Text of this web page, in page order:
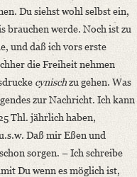
Du siehst wohl selbst ein,
brauchen werde. Noch ist zu
und daß ich vors erste
die Freiheit nehmen
cynischzu gehen. Was
zur Nachricht. Ich kann
Thl. jährlich haben,
Daß mir Eßen und
sorgen. – Ich schreibe
Du wenn es möglich ist,